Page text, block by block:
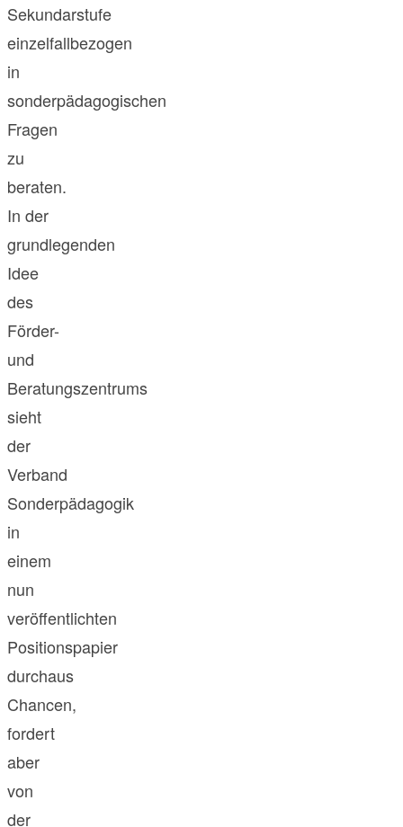
Sekundarstufe
einzelfallbezogen
in
sonderpädagogischen
Fragen
zu
beraten.
In der
grundlegenden
Idee
des
Förder-
und
Beratungszentrums
sieht
der
Verband
Sonderpädagogik
in
einem
nun
veröffentlichten
Positionspapier
durchaus
Chancen,
fordert
aber
von
der